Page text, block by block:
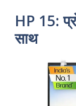
HP 15:
साथ